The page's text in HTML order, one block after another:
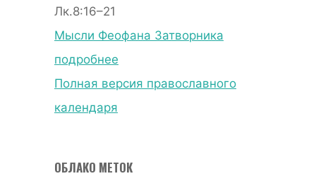
Лк.8:16–21
Мысли Феофана Затворника
подробнее
Полная версия православного
календаря
ОБЛАКО МЕТОК